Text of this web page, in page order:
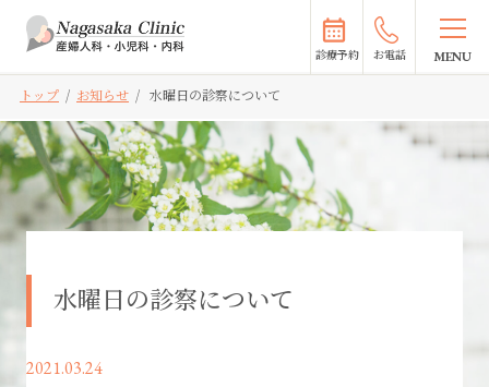
診療予約 お電話
トップ / お知らせ / 水曜日の診察について
水曜日の診察について
2021.03.24